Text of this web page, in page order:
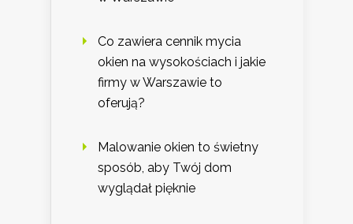
Co zawiera cennik mycia
okien na wysokościach i jakie
firmy w Warszawie to
oferują?
Malowanie okien to świetny
sposób, aby Twój dom
wyglądał pięknie